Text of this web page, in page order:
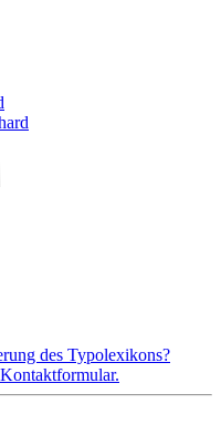
des Typolexikons?